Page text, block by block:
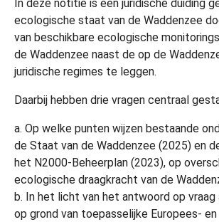
In deze notitie is een juridische duiding
ecologische staat van de Waddenzee
van beschikbare ecologische
de Waddenzee naast de op de
juridische regimes te leggen.
Daarbij hebben drie vragen centraal
a. Op welke punten wijzen bestaande
de Staat van de Waddenzee (2025) en
het N2000-Beheerplan (2023), op
ecologische draagkracht van de
b. In het licht van het antwoord op vraag
op grond van toepasselijke Europees- en